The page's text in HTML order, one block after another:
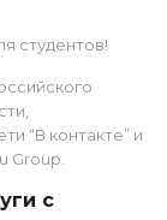
“В контакте” и
Group.
с